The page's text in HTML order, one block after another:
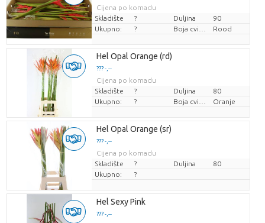
Cijena po komadu
Skladište
? Duljina
90
Ukupno:
? Rood
Hel Opal Orange (rd)
??? -,--
Cijena po komadu
Skladište
? Duljina
80
Ukupno:
? Oranje
Hel Opal Orange (sr)
??? -,--
Cijena po komadu
Skladište
? Duljina
80
Ukupno:
?
Hel Sexy Pink
??? -,--